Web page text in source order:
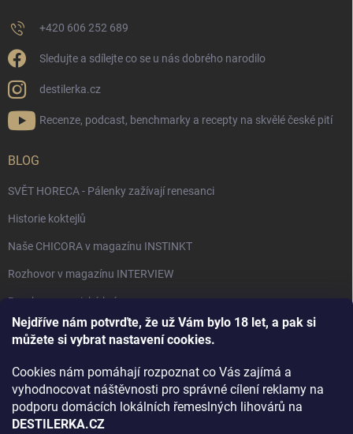
Nejdříve nám potvrďte, že už Vám bylo 18 let, a pak si
můžete si vybrat nastavení cookies.
Cookies nám pomáhají rozpoznat co Vás zajímá a
vyhodnocovat náštěvnosti pro správné cílení reklamy na
podporu domácích lokálních řemeslných lihovárů na
DESTILERKA.CZ
+420 606 252 689
Sledujte a sdílejte co se u nás dobrého narodilo
destilerka.cz
Recenze, podcast, benchmarky a recepty na skvělé české pití
BLOG
SVĚT HORECA - Pálenky zažívají renesanci
Historie koktejlů
Naše CHICORA v magazínu INSTINKT
Rozhovor v magazínu INTERVIEW
Bourbon, americká krása.
Napsali v TÝDNU o naší práci
Rozhovor s DESTILERKA.CZ v magazínu DRINKING-CAT
Jak vybrat dárek na Vánoce